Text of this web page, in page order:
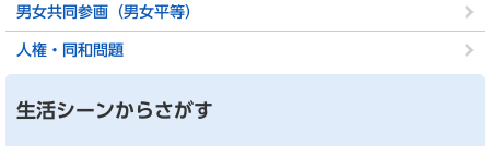
男女共同参画（男女平等）
人権・同和問題
生活シーンからさがす